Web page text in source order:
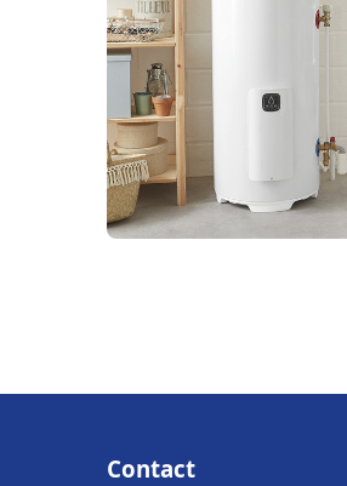
Contact